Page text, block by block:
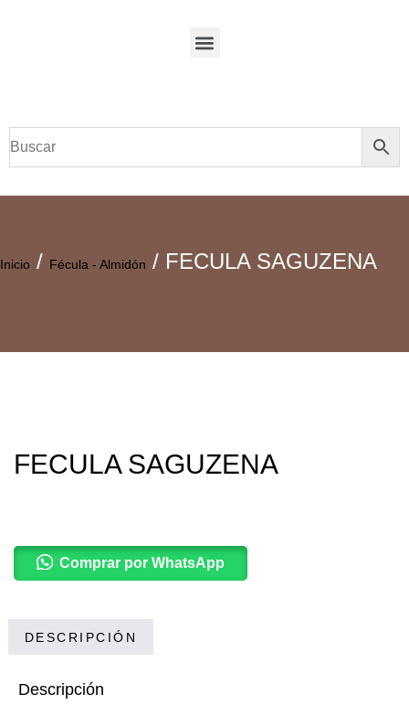
Inicio / Fécula - Almidón / FECULA SAGUZENA
FECULA SAGUZENA
Comprar por WhatsApp
DESCRIPCIÓN
Descripción